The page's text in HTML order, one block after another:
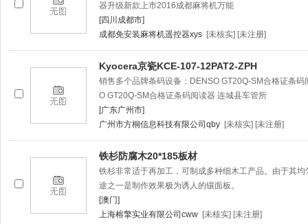
器升级新款上市2016成都麻将机万能
[四川成都市]
成都免安装麻将机遥控器xys [未核实] [未注册]
Kyocera京瓷KCE-107-12PAT2-ZPH
销售多个品牌条码设备：DENSO GT20Q-SM合格证条
O GT20Q-SM合格证条码阅读器 连城县车管所
[广东广州市]
广州市方桐信息科技有限公司qby [未核实] [未注册]
铁杉防腐木20*185板材
铁杉非常适于再加工，可制成多种细木工产品。由于其
途之一是制作效果极为诱人的镶面板。
[澳门]
上海榕擎实业有限公司cww [未核实] [未注册]